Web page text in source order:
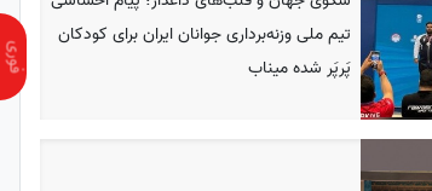
تیم ملی وزنه‌برداری جوانان ایران برای کودکان
پَرپَر شده میناب